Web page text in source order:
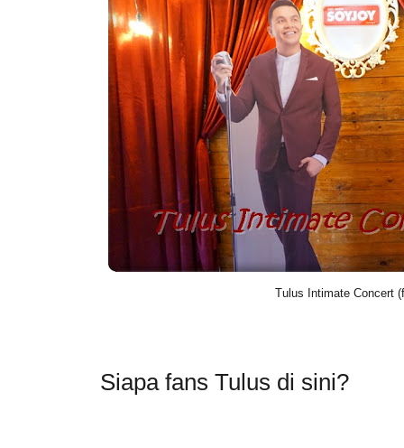
Tulus Intimate Concert
Siapa fans Tulus di sini?